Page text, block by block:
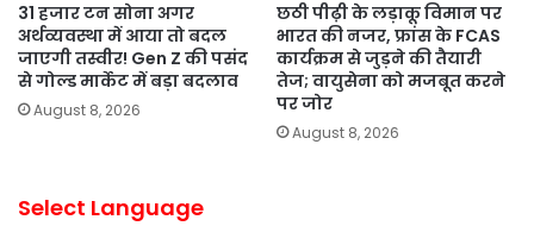
31 हजार टन सोना अगर
अर्थव्यवस्था में आया तो बदल
जाएगी तस्वीर! Gen Z की पसंद
से गोल्ड मार्केट में बड़ा बदलाव
August 8, 2026
छठी पीढ़ी के लड़ाकू विमान पर
भारत की नजर, फ्रांस के FCAS
कार्यक्रम से जुड़ने की तैयारी
तेज; वायुसेना को मजबूत करने
पर जोर
August 8, 2026
Select Language